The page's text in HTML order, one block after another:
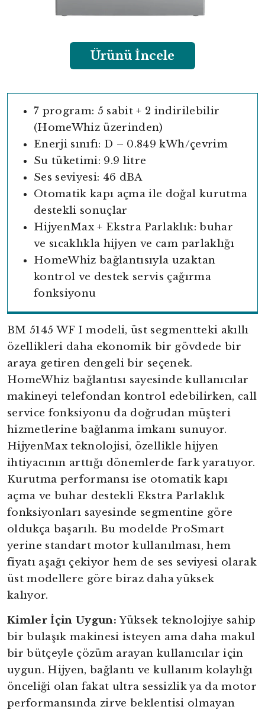
Ürünü İncele
7 program: 5 sabit + 2 indirilebilir
(HomeWhiz üzerinden)
Enerji sınıfı: D – 0.849 kWh/çevrim
Su tüketimi: 9.9 litre
Ses seviyesi: 46 dBA
Otomatik kapı açma ile doğal kurutma
destekli sonuçlar
HijyenMax + Ekstra Parlaklık: buhar
ve sıcaklıkla hijyen ve cam parlaklığı
HomeWhiz bağlantısıyla uzaktan
kontrol ve destek servis çağırma
fonksiyonu
BM 5145 WF I modeli, üst segmentteki akıllı
özellikleri daha ekonomik bir gövdede bir
araya getiren dengeli bir seçenek.
HomeWhiz bağlantısı sayesinde kullanıcılar
makineyi telefondan kontrol edebilirken, call
service fonksiyonu da doğrudan müşteri
hizmetlerine bağlanma imkanı sunuyor.
HijyenMax teknolojisi, özellikle hijyen
ihtiyacının arttığı dönemlerde fark yaratıyor.
Kurutma performansı ise otomatik kapı
açma ve buhar destekli Ekstra Parlaklık
fonksiyonları sayesinde segmentine göre
oldukça başarılı. Bu modelde ProSmart
yerine standart motor kullanılması, hem
fiyatı aşağı çekiyor hem de ses seviyesi olarak
üst modellere göre biraz daha yüksek
kalıyor.
Kimler İçin Uygun:Yüksek teknolojiye sahip
bir bulaşık makinesi isteyen ama daha makul
bir bütçeyle çözüm arayan kullanıcılar için
uygun. Hijyen, bağlantı ve kullanım kolaylığı
önceliği olan fakat ultra sessizlik ya da motor
performansında zirve beklentisi olmayan